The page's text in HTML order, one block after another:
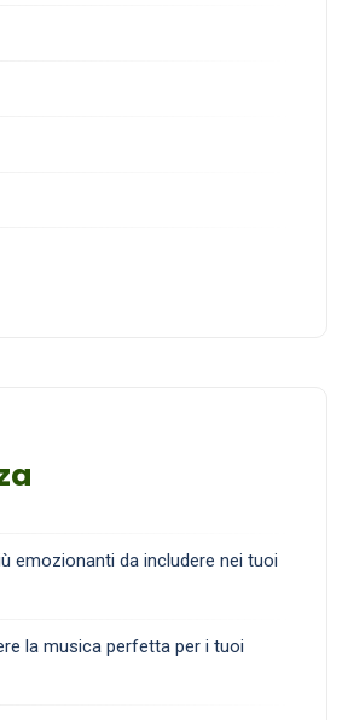
emozionanti da includere nei tuoi
la musica perfetta per i tuoi